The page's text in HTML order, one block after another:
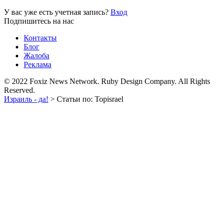
У вас уже есть учетная запись? Вход
Подпишитесь на нас
Контакты
Блог
Жалоба
Реклама
© 2022 Foxiz News Network. Ruby Design Company. All Rights
Reserved.
Израиль - да! > Статьи по: Topisrael